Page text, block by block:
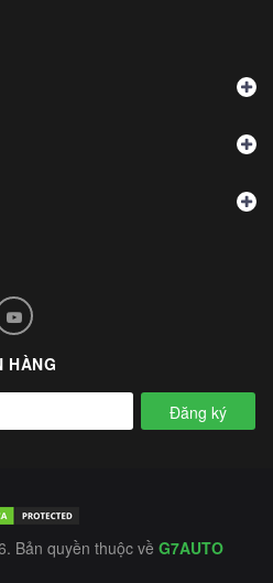
HÀNG
Đăng ký
Bản quyền thuộc về G7AUTO